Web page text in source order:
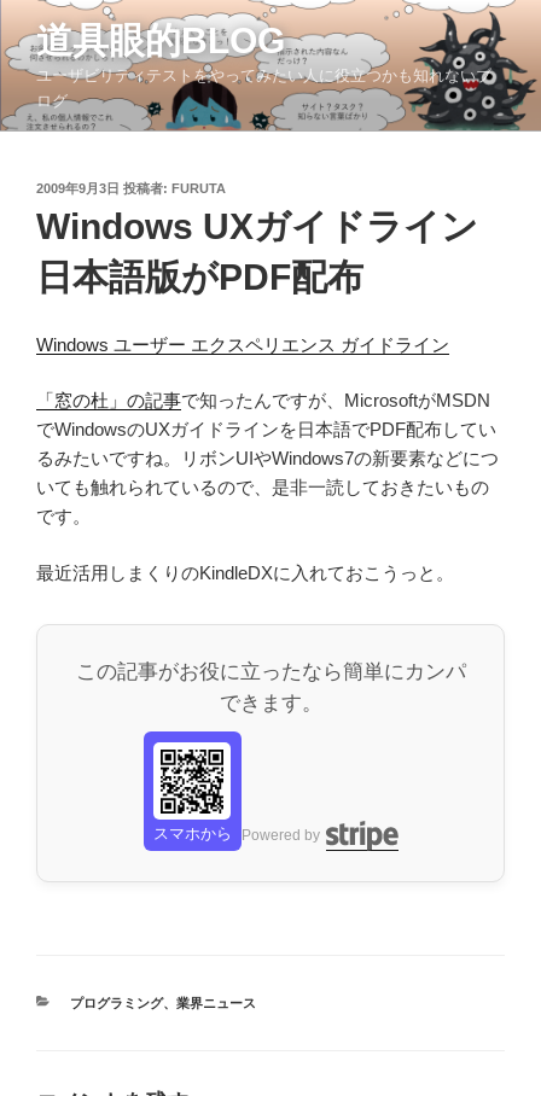
ン
テ
ツ
道具眼的BLOG
ユーザビリティテストをやってみたい人に役立つかも知れないブ
ログ
投
日:
2009年9月3日 投稿者: FURUTA
Windows UXガイドライン
日本語版がPDF配布
Windows ユーザー エクスペリエンス ガイドライン
「窓の杜」の記事で知ったんですが、MicrosoftがMSDN
でWindowsのUXガイドラインを日本語でPDF配布してい
るみたいですね。リボンUIやWindows7の新要素などにつ
いても触れられているので、是非一読しておきたいもの
です。
最近活用しまくりのKindleDXに入れておこうっと。
この記事がお役に立ったなら簡単にカンパ
できます。
スマホから Powered by
カ
プログラミング、 業界ニュース